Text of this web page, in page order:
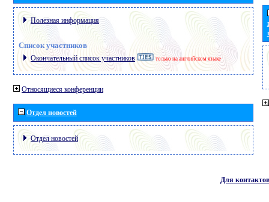
Полезная информация
Список участников
Окончательный список участников только на английском языке
Относящиеся конференции
Отдел новостей
Отдел новостей
Для контактов